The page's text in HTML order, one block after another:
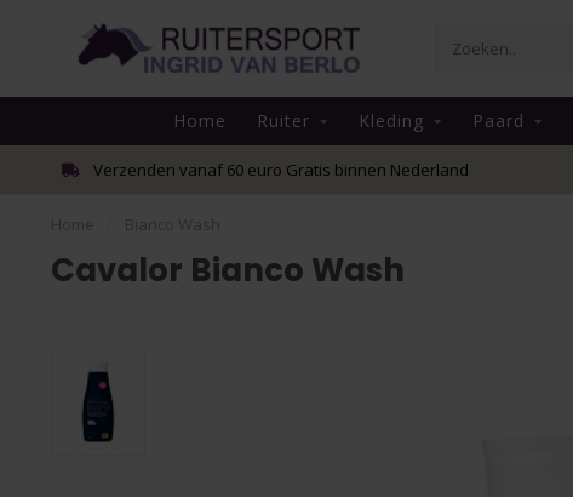
Home Ruiter Kleding Paard
Verzenden vanaf 60 euro Gratis binnen Nederland
Cavalor Bianco Wash